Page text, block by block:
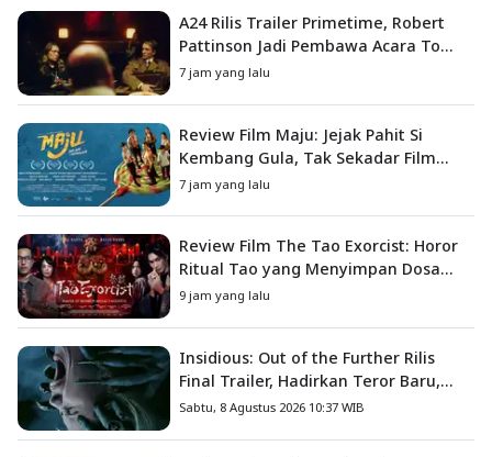
A24 Rilis Trailer Primetime, Robert
Pattinson Jadi Pembawa Acara To
Catch a Predator
7 jam yang lalu
Review Film Maju: Jejak Pahit Si
Kembang Gula, Tak Sekadar Film
Petualangan Anak
7 jam yang lalu
Review Film The Tao Exorcist: Horor
Ritual Tao yang Menyimpan Dosa
Masa Lalu
9 jam yang lalu
Insidious: Out of the Further Rilis
Final Trailer, Hadirkan Teror Baru,
Iblis Kini Masuk ke Dunia Manusia
Sabtu, 8 Agustus 2026 10:37 WIB